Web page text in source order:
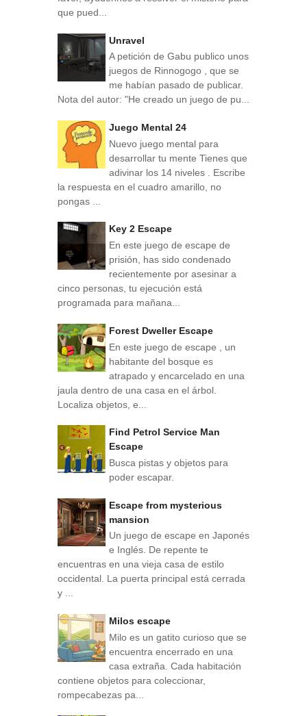
que pued...
Unravel
A petición de Gabu publico unos
juegos de Rinnogogo , que se
me habían pasado de publicar.
Nota del autor: "He creado un juego de pu...
Juego Mental 24
Nuevo juego mental para
desarrollar tu mente Tienes que
adivinar los 14 niveles . Escribe
la respuesta en el cuadro amarillo, no
pongas ...
Key 2 Escape
En este juego de escape de
prisión, has sido condenado
recientemente por asesinar a
cinco personas, tu ejecución está
programada para mañana...
Forest Dweller Escape
En este juego de escape , un
habitante del bosque es
atrapado y encarcelado en una
jaula dentro de una casa en el árbol.
Localiza objetos, e...
Find Petrol Service Man
Escape
Busca pistas y objetos para
poder escapar.
Escape from mysterious
mansion
Un juego de escape en Japonés
e Inglés. De repente te
encuentras en una vieja casa de estilo
occidental. La puerta principal está cerrada
y ...
Milos escape
Milo es un gatito curioso que se
encuentra encerrado en una
casa extraña. Cada habitación
contiene objetos para coleccionar,
rompecabezas pa...